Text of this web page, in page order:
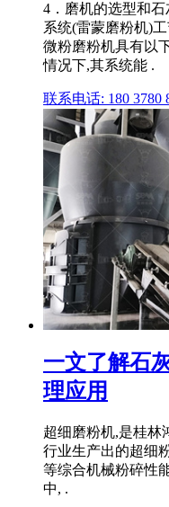
4．磨机的选型和
系统(雷蒙磨粉机)
微粉磨粉机具有以
情况下,其系统能 .
联系电话: 180 3780
一文了解石
理应用
超细磨粉机,是桂林
行业生产出的超细
等综合机械粉碎性
中, .